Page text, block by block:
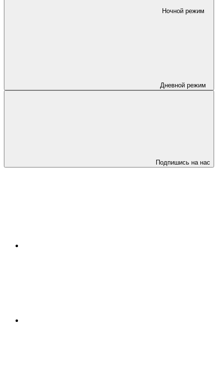
Ночной режим
Дневной режим
Подпишись на нас